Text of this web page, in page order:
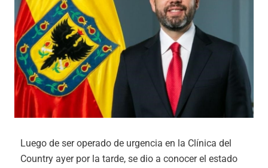
Luego de ser operado de urgencia en la Clínica del
Country ayer por la tarde, se dio a conocer el estado